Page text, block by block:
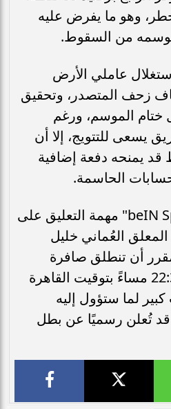
وهو ما يفرض عليه
موسمه من السقوط.
عاملي الأرض
زحف المتصدر، وتحقيق
ختام الموسم، ورغم
يسعى للتتويج، إلا أن
قد يمنحه دفعة إضافية
الحاسمة.
أسندت قنوات "beIN Sports" مهمة التعليق على
المعلق العُماني خليل
أن تنطلق صافرة
البداية عند الساعة 22:30 مساءً بتوقيت القاهرة
لما ستؤول إليه
قد تُعلن رسميًا عن بطل